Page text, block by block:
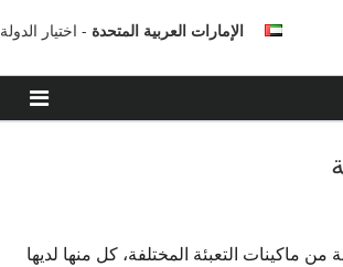
الإمارات العربية المتحدة - اختيار الدولة
ماكينات التعبئة المختلفة، كل منها لديها